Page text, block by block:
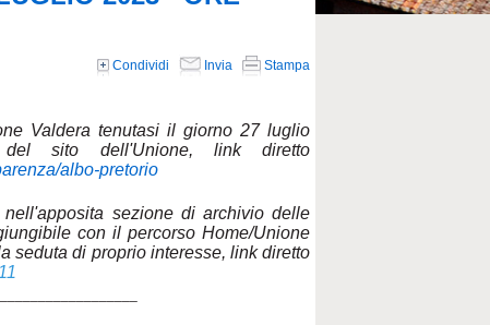
Condividi Invia Stampa
Valdera tenutasi il giorno 27 luglio
sito dell'Unione, link diretto
albo-pretorio
sezione di archivio delle
con il percorso Home/Unione
seduta di proprio interesse, link diretto